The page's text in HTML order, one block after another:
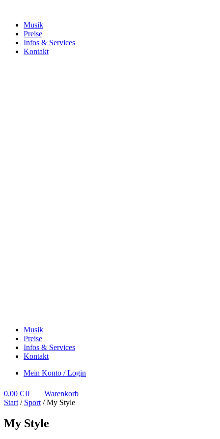
Musik
Preise
Infos & Services
Kontakt
Musik
Preise
Infos & Services
Kontakt
Mein Konto / Login
0,00 € 0
Warenkorb
Start / Sport / My Style
My Style